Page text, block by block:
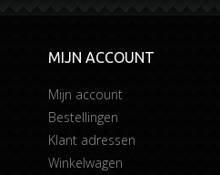
MIJN ACCOUNT
Mijn account
Bestellingen
Klant adressen
Winkelwagen